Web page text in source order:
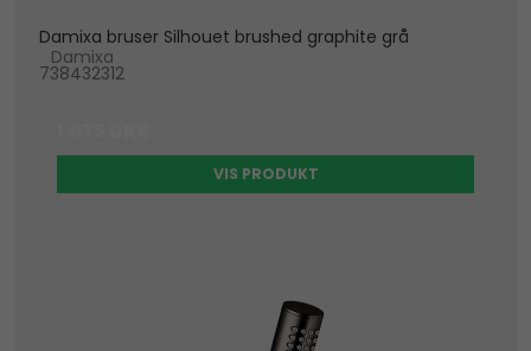
Damixa bruser Silhouet brushed graphite grå
Damixa
738432312
VIS PRODUKT